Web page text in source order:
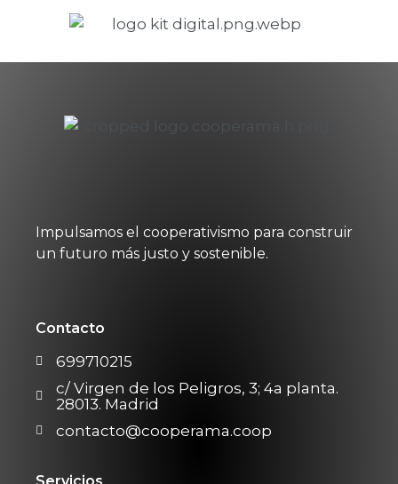
Impulsamos el cooperativismo para construir
un futuro más justo y sostenible.
Contacto
699710215
c/ Virgen de los Peligros, 3; 4a planta.
28013. Madrid
contacto@cooperama.coop